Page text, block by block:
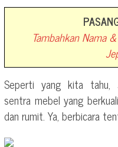
Tambahkan Nama
Seperti yang kita tahu,
sentra mebel yang
dan rumit. Ya, berbicara